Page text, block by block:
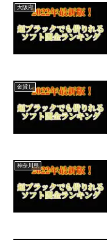
大阪府
金貸し
神奈川県